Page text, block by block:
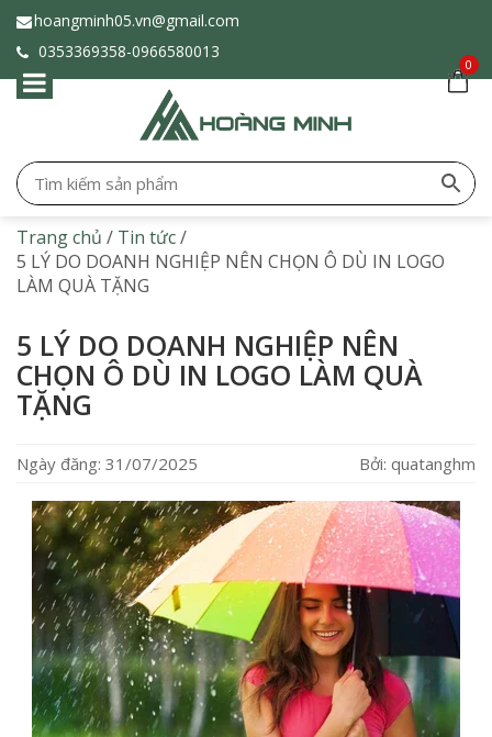
hoangminh05.vn@gmail.com
0353369358-0966580013
0
Trang chủ / Tin tức/
5 LÝ DO DOANH NGHIỆP NÊN CHỌN Ô DÙ IN LOGO
LÀM QUÀ TẶNG
5 LÝ DO DOANH NGHIỆP NÊN
CHỌN Ô DÙ IN LOGO LÀM QUÀ
TẶNG
Ngày đăng: 31/07/2025 Bởi: quatanghm